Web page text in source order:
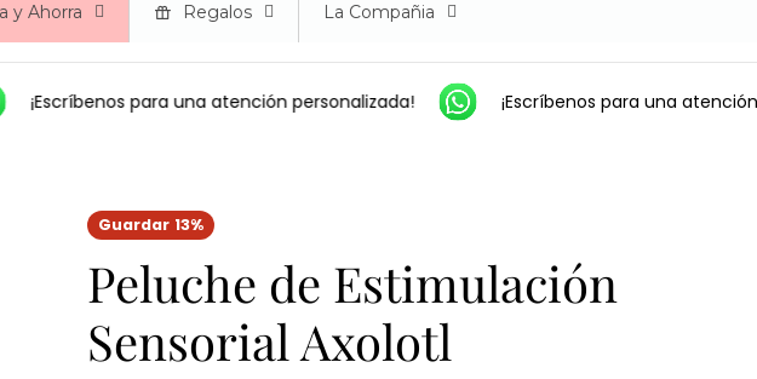
y Ahorra Regalos La Compañia
¡Escríbenos para una atención personalizada! ¡Escríbenos para una atención
Guardar 13%
Peluche de Estimulación
Sensorial Axolotl